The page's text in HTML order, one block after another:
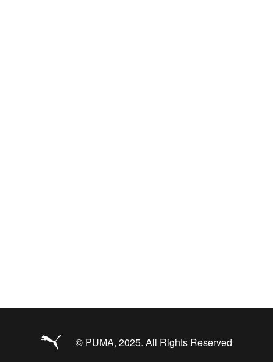
© PUMA, 2025. All Rights Reserved